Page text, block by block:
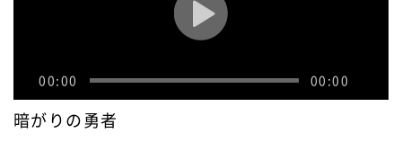
00:00 00:00
暗がりの勇者